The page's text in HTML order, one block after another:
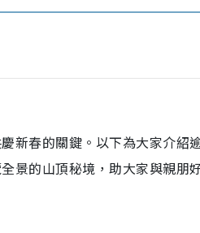
新春的關鍵。以下為大家介紹
景的山頂秘境，助大家與親朋